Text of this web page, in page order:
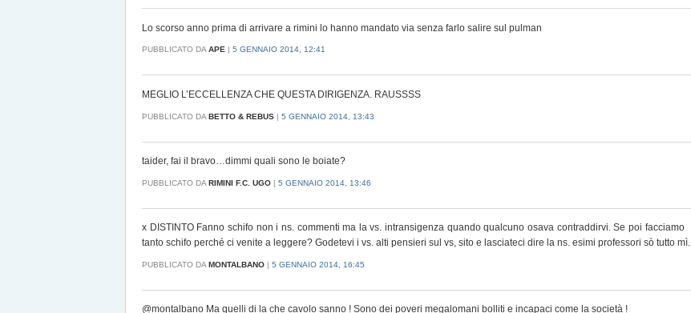
Lo scorso anno prima di arrivare a rimini lo hanno mandato via senza farlo salire sul pulman
PUBBLICATO DAAPE 5 GENNAIO 2014, 12:41
MEGLIO L’ECCELLENZA CHE QUESTA DIRIGENZA. RAUSSSS
PUBBLICATO DA BETTO & REBUS | 5 GENNAIO 2014, 13:43
taider, fai il bravo…dimmi quali sono le boiate?
PUBBLICATO DA RIMINI F.C. UGO | 5 GENNAIO 2014, 13:46
x DISTINTO Fanno schifo non i ns. commenti ma la vs. intransigenza quando qualcuno osava contraddirvi. Se poi facciamo
tanto schifo perché ci venite a leggere? Godetevi i vs. alti pensieri sul vs, sito e lasciateci dire la ns. esimi professori sò tutto mì.
PUBBLICATO DA MONTALBANO | 5 GENNAIO 2014, 16:45
@montalbano Ma quelli di la che cavolo sanno ! Sono dei poveri megalomani bolliti e incapaci come la società !